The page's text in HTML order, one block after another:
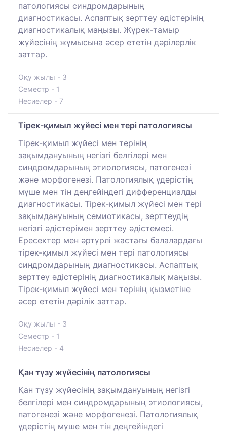
патологиясы синдромдарының
диагностикасы. Аспаптық зерттеу әдістерінің
диагностикалық маңызы. Жүрек-тамыр
жүйесінің жұмысына әсер ететін дәрілерлік
заттар.
Оқу жылы - 3
Семестр - 1
Несиелер - 7
Тірек-қимыл жүйесі мен тері патологиясы
Тірек-қимыл жүйесі мен терінің
зақымдануының негізгі белгілері мен
синдромдарының этиологиясы, патогенезі
және морфогенезі. Патологиялық үдерістің
мүше мен тін деңгейіндегі дифференциалды
диагностикасы. Тірек-қимыл жүйесі мен тері
зақымдануының семиотикасы, зерттеудің
негізгі әдістерімен зерттеу әдістемесі.
Ересектер мен әртүрлі жастағы балалардағы
тірек-қимыл жүйесі мен тері патологиясы
синдромдарының диагностикасы. Аспаптық
зерттеу әдістерінің диагностикалық маңызы.
Тірек-қимыл жүйесі мен терінің қызметіне
әсер ететін дәрілік заттар.
Оқу жылы - 3
Семестр - 1
Несиелер - 4
Қан түзу жүйесінің патологиясы
Қан түзу жүйесінің зақымдануының негізгі
белгілері мен синдромдарының этиологиясы,
патогенезі және морфогенезі. Патологиялық
үдерістің мүше мен тін деңгейіндегі